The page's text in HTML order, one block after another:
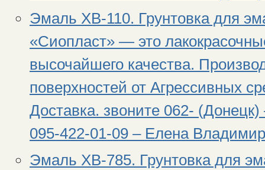
Эмаль ХВ-110. Грунтовка для
«Сиопласт» — это
высочайшего качества.
поверхностей от Агрессивных
Доставка. звоните 062-
095-422-01-09 – Елена
Эмаль ХВ-785. Грунтовка для